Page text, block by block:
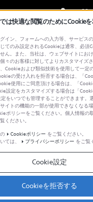
ト・お問い合わせ
は快適な閲覧のためにCookieを
イン、フォームへの入力等、サービス
てのみ設定されるCookieは通常、必須
ん。また、当社は、ウェブサイトにお
々のお客様に対してよりカスタマイズ
Cookieおよび類似技術を使用して一定
の受け入れを拒否する場合は、「
使用にご同意頂ける場合は、「
設定をカスタマイズする場合は「
をいつでも管理することができます。
イトの機能の一部が使用できなくなる
ポリシーをご覧ください。個人情報の
ください。
Cookieポリシー をご覧ください。
ては、
プライバシーポリシー をご覧
Cookie設定
Cookieを拒否する